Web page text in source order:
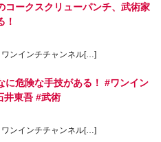
コークスクリューパンチ、武術家
！
ンインチチャンネル[…]
に危険な手技がある！ #ワンイン
井東吾 #武術
ンインチチャンネル[…]